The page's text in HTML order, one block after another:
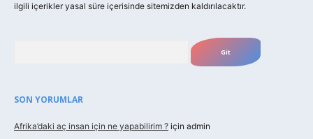
ilgili içerikler yasal süre içerisinde sitemizden kaldırılacaktır.
SON YORUMLAR
Afrika’daki aç insan için ne yapabilirim ? için admin